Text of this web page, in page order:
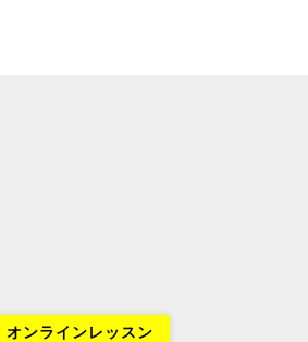
オンラインレッスン